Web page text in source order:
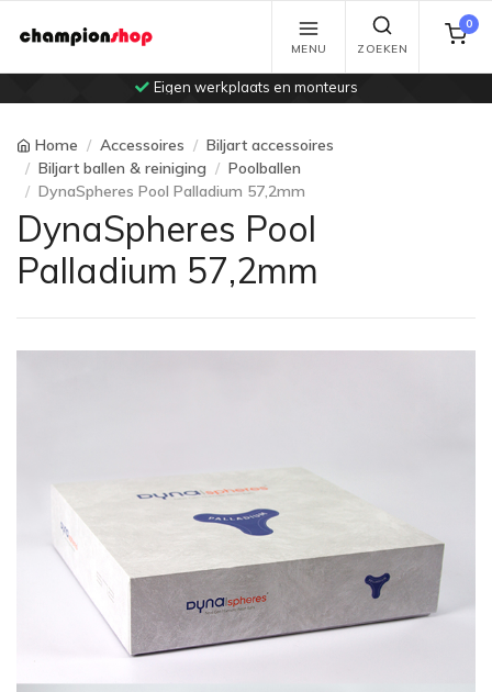
Eigen werkplaats en monteurs
MENU ZOEKEN
0
Home Accessoires
Biljart accessoires
Biljart ballen & reiniging
Poolballen
DynaSpheres Pool Palladium 57,2mm
DynaSpheres Pool
Palladium 57,2mm